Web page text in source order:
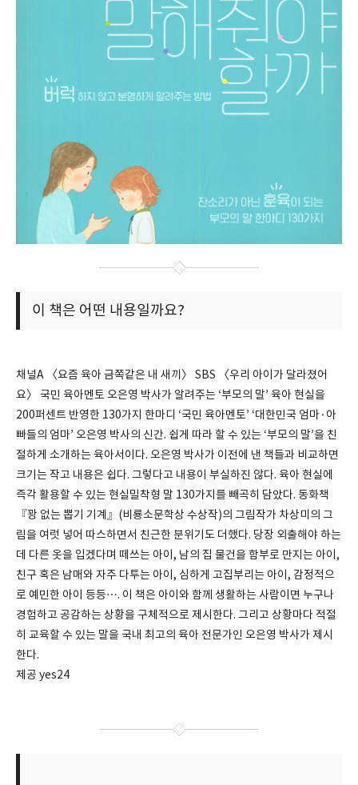
이 책은 어떤 내용일까요?
채널A 〈요즘 육아 금쪽같은 내 새끼〉 SBS 〈우리 아이가 달라졌어
요〉 국민 육아멘토 오은영 박사가 알려주는 ‘부모의 말’ 육아 현실을
200퍼센트 반영한 130가지 한마디 ‘국민 육아멘토’ ‘대한민국 엄마·아
빠들의 엄마’ 오은영 박사의 신간. 쉽게 따라 할 수 있는 ‘부모의 말’을 친
절하게 소개하는 육아서이다. 오은영 박사가 이전에 낸 책들과 비교하면
크기는 작고 내용은 쉽다. 그렇다고 내용이 부실하진 않다. 육아 현실에
즉각 활용할 수 있는 현실밀착형 말 130가지를 빼곡히 담았다. 동화책
『꽝 없는 뽑기 기계』(비룡소문학상 수상작)의 그림작가 차상미의 그
림을 여럿 넣어 따스하면서 친근한 분위기도 더했다. 당장 외출해야 하는
데 다른 옷을 입겠다며 떼쓰는 아이, 남의 집 물건을 함부로 만지는 아이,
친구 혹은 남매와 자주 다투는 아이, 심하게 고집부리는 아이, 감정적으
로 예민한 아이 등등…. 이 책은 아이와 함께 생활하는 사람이면 누구나
경험하고 공감하는 상황을 구체적으로 제시한다. 그리고 상황마다 적절
히 교육할 수 있는 말을 국내 최고의 육아 전문가인 오은영 박사가 제시
한다.
제공 yes24